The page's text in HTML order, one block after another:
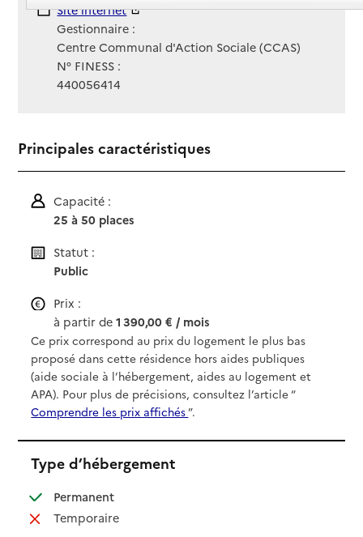
Site Internet
Site internet
Gestionnaire :
Centre Communal d'Action Sociale (CCAS)
N° FINESS :
440056414
Principales caractéristiques
Capacité :
25 à 50 places
Statut :
Public
Prix :
à partir de1 390,00 € / mois
Ce prix correspond au prix du logement le plus bas
proposé dans cette résidence hors aides publiques
(aide sociale à l’hébergement, aides au logement et
APA). Pour plus de précisions, consultez l’article “
Comprendre les prix affichés”.
Type d’hébergement
Permanent: disponible
Temporaire: non disponible